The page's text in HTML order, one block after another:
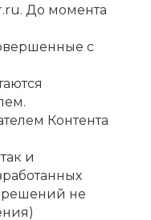
До момента
с
Контента
и
решений не